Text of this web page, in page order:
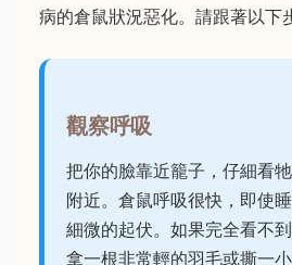
病的倉鼠狀況惡化。請跟著以下
觀察呼吸
把你的臉靠近籠子，仔細看
附近。倉鼠呼吸很快，即使
細微的起伏。如果完全看不
拿一根非常輕的羽毛或撕一